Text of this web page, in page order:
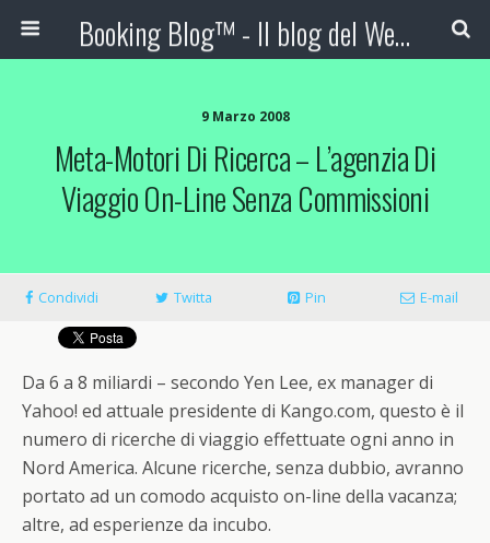
Booking Blog™ - Il blog del Web Marketing Turistico
9 Marzo 2008
Meta-Motori Di Ricerca – L’agenzia Di
Viaggio On-Line Senza Commissioni
Condividi Twitta Pin E-mail
Da 6 a 8 miliardi – secondo Yen Lee, ex manager di
Yahoo! ed attuale presidente di Kango.com, questo è il
numero di ricerche di viaggio effettuate ogni anno in
Nord America. Alcune ricerche, senza dubbio, avranno
portato ad un comodo acquisto on-line della vacanza;
altre, ad esperienze da incubo.